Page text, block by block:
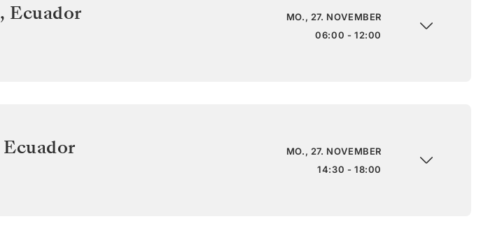
, Ecuador
MO., 27. NOVEMBER
06:00 - 12:00
Ecuador
MO., 27. NOVEMBER
14:30 - 18:00